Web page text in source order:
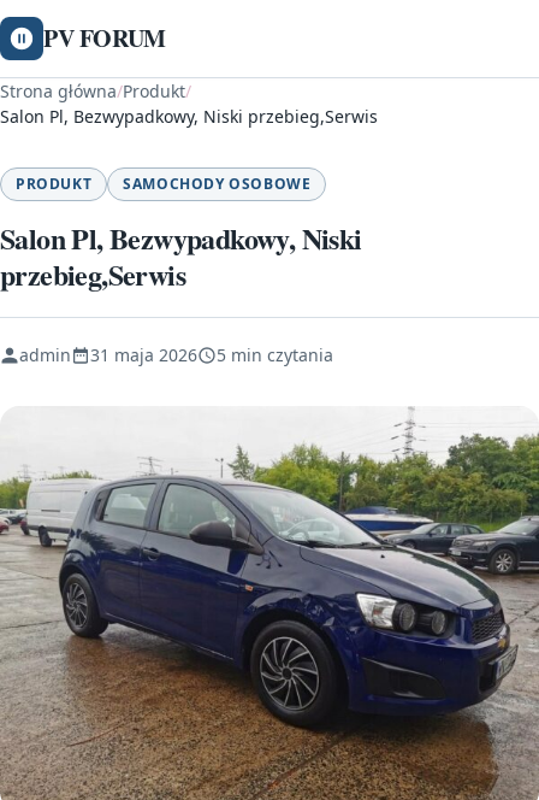
PV FORUM
Strona główna/Produkt/
Salon Pl, Bezwypadkowy, Niski przebieg,Serwis
PRODUKT SAMOCHODY OSOBOWE
Salon Pl, Bezwypadkowy, Niski
przebieg,Serwis
admin 31 maja 2026 5 min czytania